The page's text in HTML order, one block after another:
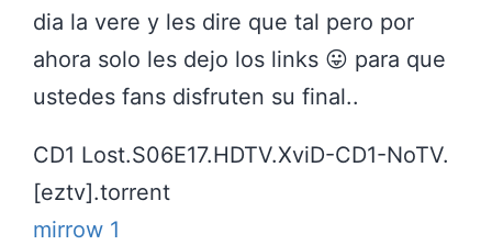
dia la vere y les dire que tal pero por
ahora solo les dejo los links 😛 para que
ustedes fans disfruten su final..
CD1 Lost.S06E17.HDTV.XviD-CD1-NoTV.
[eztv].torrent
mirrow 1